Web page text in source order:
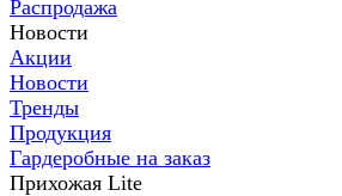
Распродажа
Новости
Акции
Новости
Тренды
Продукция
Гардеробные на заказ
Прихожая Lite